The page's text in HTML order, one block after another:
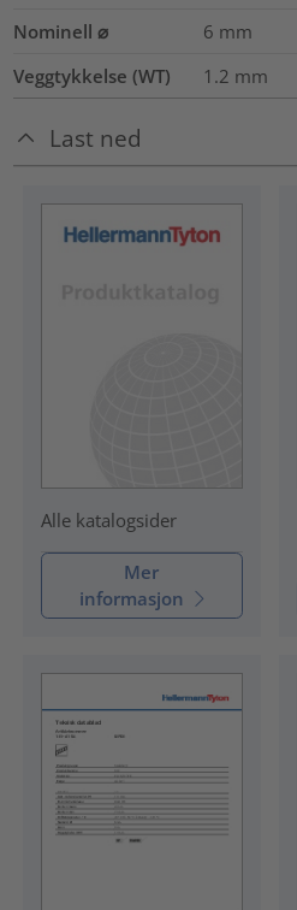
Nominell ⌀
6 mm
Veggtykkelse (WT)
1.2 mm
Last ned
Alle katalogsider
Mer
informasjon